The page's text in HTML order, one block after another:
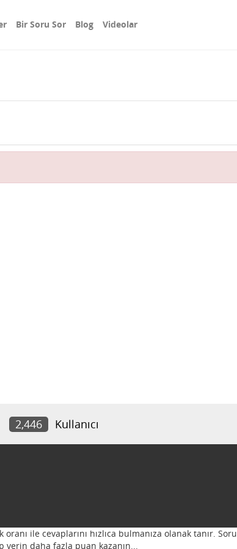
Bir Soru Sor Blog Videolar
2,446 Kullanıcı
ile cevaplarını hızlıca bulmanıza olanak tanır.
verin daha fazla puan kazanın...